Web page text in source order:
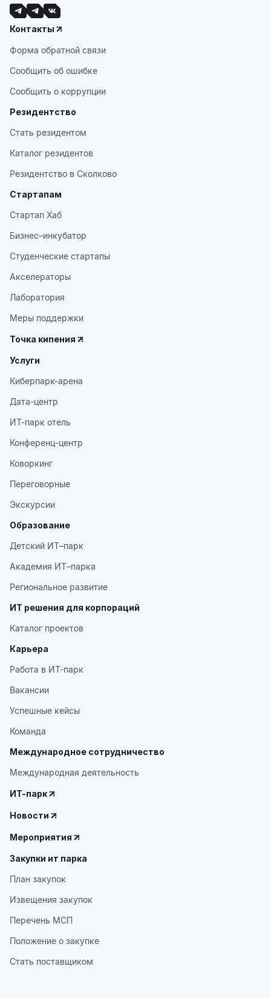
Контакты
Форма обратной связи
Сообщить об ошибке
Сообщить о коррупции
Резидентство
Стать резидентом
Каталог резидентов
Резидентство в Сколково
Стартапам
Стартап Хаб
Бизнес–инкубатор
Студенческие стартапы
Акселераторы
Лаборатория
Меры поддержки
Точка кипения
Услуги
Киберпарк-арена
Дата-центр
ИТ-парк отель
Конференц-центр
Коворкинг
Переговорные
Экскурсии
Образование
Детский ИТ–парк
Академия ИТ–парка
Региональное развитие
ИТ решения для корпораций
Каталог проектов
Карьера
Работа в ИТ-парк
Вакансии
Успешные кейсы
Команда
Международное сотрудничество
Международная деятельность
ИТ-парк
Новости
Мероприятия
Закупки ит парка
План закупок
Извещения закупок
Перечень МСП
Положение о закупке
Стать поставщиком